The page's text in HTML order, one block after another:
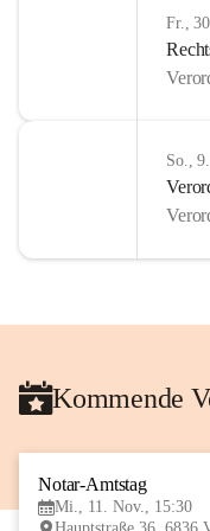
Fr.,
So.,
Kommende
Notar-Amtstag
Mi., 11. Nov., 15:30